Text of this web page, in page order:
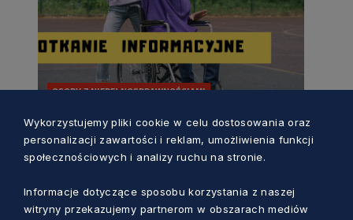
OSOBY Z NIEPEŁNOSPRAWNOŚCIAMI
Spotkanie informacyjne. Otwarty
konkurs ofert – Działalność na
niepełnosprawnościami5 miesięcy temu
Wykorzystujemy pliki cookie w celu dostosowania oraz
personalizacji zawartości i reklam, umożliwienia funkcji
społecznościowych i analizy ruchu na stronie.
Informacje dotyczące sposobu korzystania z naszej
witryny przekazujemy partnerom w obszarach mediów